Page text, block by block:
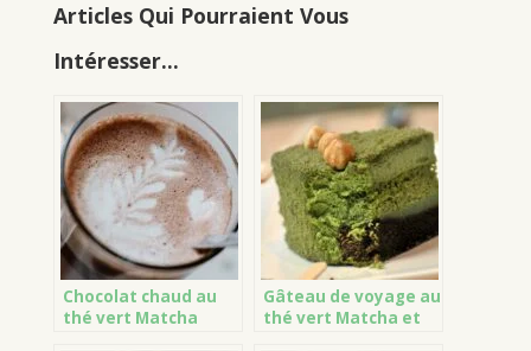
Articles Qui Pourraient Vous
Intéresser...
Chocolat chaud au
thé vert Matcha
Gâteau de voyage au
thé vert Matcha et